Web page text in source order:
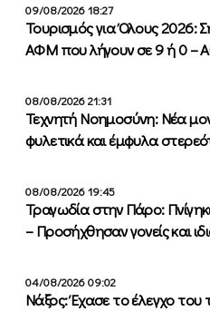
09/08/2026 18:27
Τουρισμός για Όλους 2026:
ΑΦΜ που λήγουν σε 9 ή 0 –
08/08/2026 21:31
Τεχνητή Νοημοσύνη: Νέα
φυλετικά και έμφυλα
08/08/2026 19:45
Τραγωδία στην Πάρο:
– Προσήχθησαν γονείς και
04/08/2026 09:02
Νάξος: Έχασε το έλεγχο